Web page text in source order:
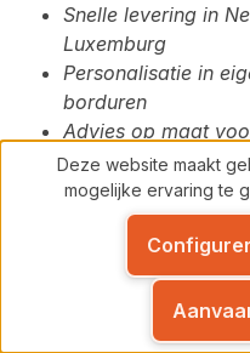
Snelle levering in
Luxemburg
Personalisatie in
borduren
Advies op maat
Bestel jouw
Bekijk ons volledige
bedrijven en kies het
werkomgeving en
Deze website maakt
mogelijke ervaring te